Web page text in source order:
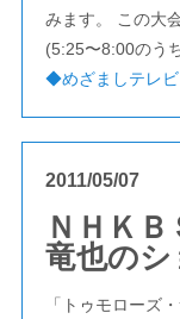
みます。 この大
(5:25〜8:00のう
◆めざましテレビ
2011/05/07
ＮＨＫ
竜也のシ
「トゥモローズ